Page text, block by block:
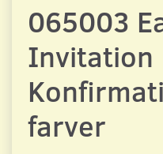
065003
Invitation
farver